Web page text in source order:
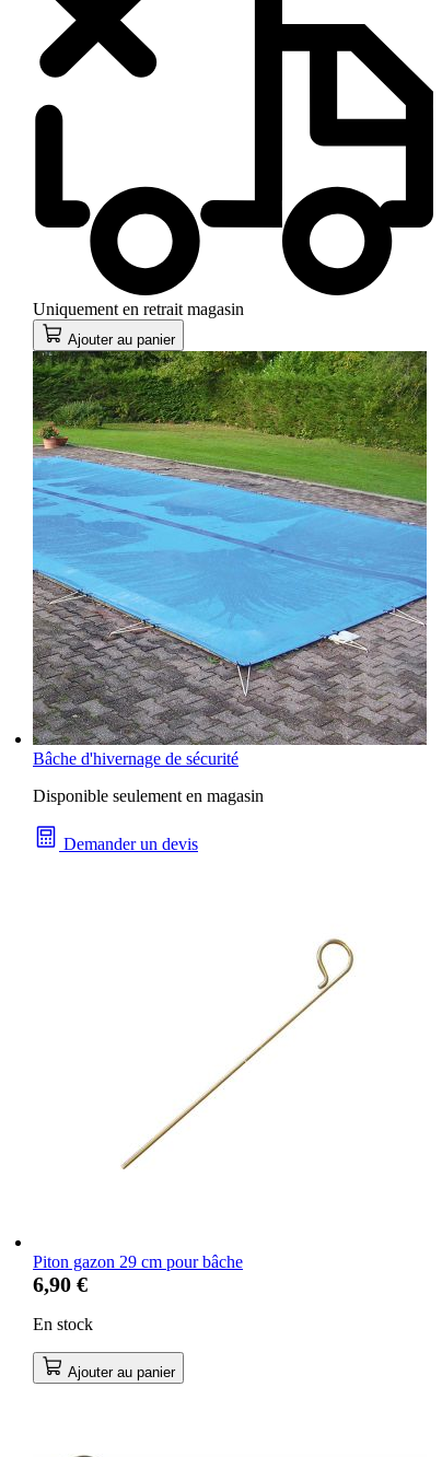
Uniquement en retrait magasin
Ajouter au panier
Bâche d'hivernage de sécurité
Disponible seulement en magasin
Demander un devis
Piton gazon 29 cm pour bâche
6,90 €
En stock
Ajouter au panier